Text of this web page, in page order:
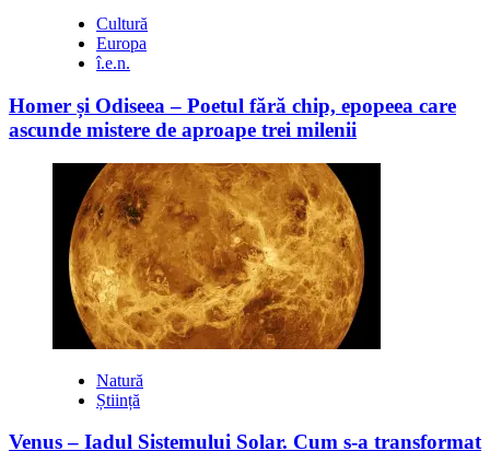
Cultură
Europa
î.e.n.
Homer și Odiseea – Poetul fără chip, epopeea care
ascunde mistere de aproape trei milenii
Natură
Știință
Venus – Iadul Sistemului Solar. Cum s-a transformat